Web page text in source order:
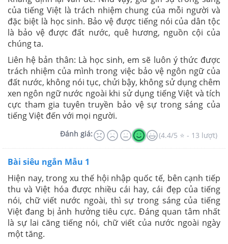
của tiếng Việt là trách nhiệm chung của mỗi người và
đặc biệt là học sinh. Bảo vệ được tiếng nói của dân tộc
là bảo vệ được đất nước, quê hương, nguồn cội của
chúng ta.
Liên hệ bản thân: Là học sinh, em sẽ luôn ý thức được
trách nhiệm của mình trong việc bảo vệ ngôn ngữ của
đất nước, không nói tục, chửi bậy, không sử dụng chêm
xen ngôn ngữ nước ngoài khi sử dụng tiếng Việt và tích
cực tham gia tuyên truyền bảo vệ sự trong sáng của
tiếng Việt đến với mọi người.
Đánh giá: (4.4/5 ⭐ - 13 lượt)
Bài siêu ngắn Mẫu 1
Hiện nay, trong xu thế hội nhập quốc tế, bên cạnh tiếp
thu và Việt hóa được nhiều cái hay, cái đẹp của tiếng
nói, chữ viết nước ngoài, thì sự trong sáng của tiếng
Việt đang bị ảnh hưởng tiêu cực. Đáng quan tâm nhất
là sự lai căng tiếng nói, chữ viết của nước ngoài ngày
một tăng.